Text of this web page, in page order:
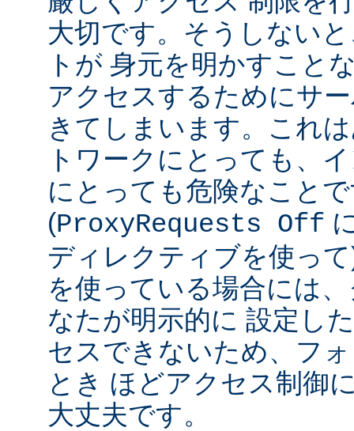
大切です。そうしない
トが 身元を明かすこと
アクセスするためにサ
きてしまいます。これ
トワークにとっても、
にとっても危険なこと
(ProxyRequests Off
ディレクティブを使っ
を使っている場合には
なたが明示的に 設定し
セスできないため、フ
とき ほどアクセス制御
大丈夫です。